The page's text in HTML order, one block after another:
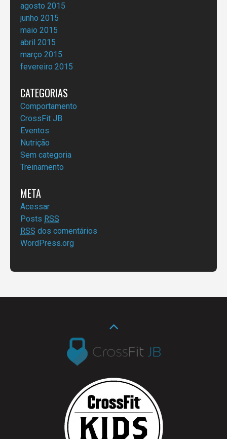
agosto 2015
junho 2015
maio 2015
abril 2015
março 2015
fevereiro 2015
CATEGORIAS
Comportamento
CrossFit JB
Eventos
Nutrição
Sem categoria
Treinamento
META
Acessar
Posts RSS
RSS dos comentários
WordPress.org